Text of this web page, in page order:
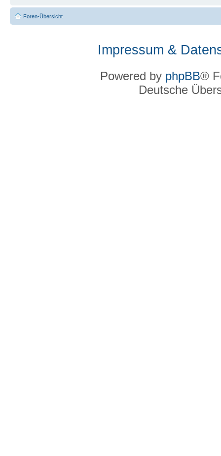
Foren-Übersicht
Impressum &
Powered by phpBB®
Deutsche